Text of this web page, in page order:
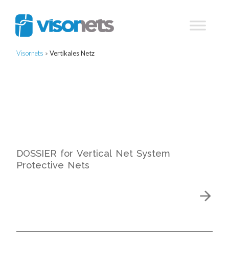
Visornets » Vertikales Netz
DOSSIER for Vertical Net System
Protective Nets